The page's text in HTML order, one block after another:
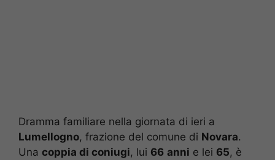
Dramma familiare nella giornata di ieri a
Lumellogno, frazione del comune di Novara.
Una coppia di coniugi, lui 66 anni e lei 65, è